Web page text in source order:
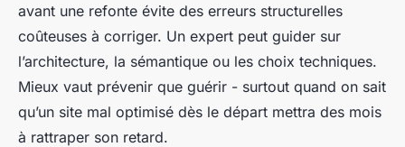
avant une refonte évite des erreurs structurelles
coûteuses à corriger. Un expert peut guider sur
l’architecture, la sémantique ou les choix techniques.
Mieux vaut prévenir que guérir - surtout quand on sait
qu’un site mal optimisé dès le départ mettra des mois
à rattraper son retard.